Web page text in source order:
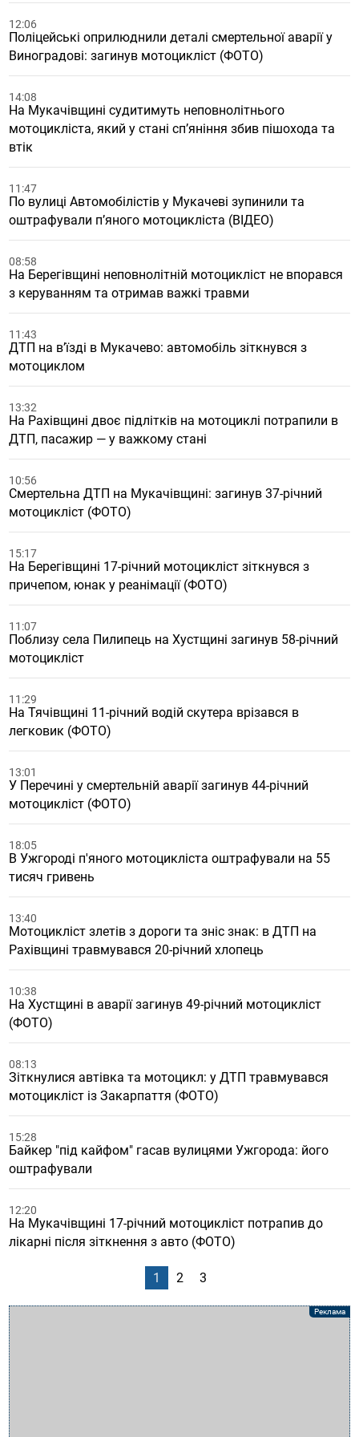
12:06
Поліцейські оприлюднили деталі смертельної аварії у
Виноградові: загинув мотоцикліст (ФОТО)
14:08
На Мукачівщині судитимуть неповнолітнього
мотоцикліста, який у стані спʼяніння збив пішохода та
втік
11:47
По вулиці Автомобілістів у Мукачеві зупинили та
оштрафували пʼяного мотоцикліста (ВІДЕО)
08:58
На Берегівщині неповнолітній мотоцикліст не впорався
з керуванням та отримав важкі травми
11:43
ДТП на вʼїзді в Мукачево: автомобіль зіткнувся з
мотоциклом
13:32
На Рахівщині двоє підлітків на мотоциклі потрапили в
ДТП, пасажир — у важкому стані
10:56
Смертельна ДТП на Мукачівщині: загинув 37-річний
мотоцикліст (ФОТО)
15:17
На Берегівщині 17-річний мотоцикліст зіткнувся з
причепом, юнак у реанімації (ФОТО)
11:07
Поблизу села Пилипець на Хустщині загинув 58-річний
мотоцикліст
11:29
На Тячівщині 11-річний водій скутера врізався в
легковик (ФОТО)
13:01
У Перечині у смертельній аварії загинув 44-річний
мотоцикліст (ФОТО)
18:05
В Ужгороді п'яного мотоцикліста оштрафували на 55
тисяч гривень
13:40
Мотоцикліст злетів з дороги та зніс знак: в ДТП на
Рахівщині травмувався 20-річний хлопець
10:38
На Хустщині в аварії загинув 49-річний мотоцикліст
(ФОТО)
08:13
Зіткнулися автівка та мотоцикл: у ДТП травмувався
мотоцикліст із Закарпаття (ФОТО)
15:28
Байкер "під кайфом" гасав вулицями Ужгорода: його
оштрафували
12:20
На Мукачівщині 17-річний мотоцикліст потрапив до
лікарні після зіткнення з авто (ФОТО)
1 2 3